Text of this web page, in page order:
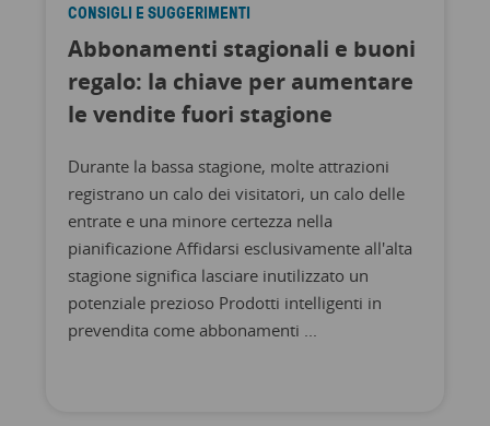
CONSIGLI E SUGGERIMENTI
Abbonamenti stagionali e buoni
regalo: la chiave per aumentare
le vendite fuori stagione
Durante la bassa stagione, molte attrazioni
registrano un calo dei visitatori, un calo delle
entrate e una minore certezza nella
pianificazione Affidarsi esclusivamente all'alta
stagione significa lasciare inutilizzato un
potenziale prezioso Prodotti intelligenti in
prevendita come abbonamenti ...